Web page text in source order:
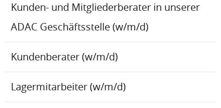
Kunden- und Mitgliederberater in unserer
ADAC Geschäftsstelle (w/m/d)
Kundenberater (w/m/d)
Lagermitarbeiter (w/m/d)